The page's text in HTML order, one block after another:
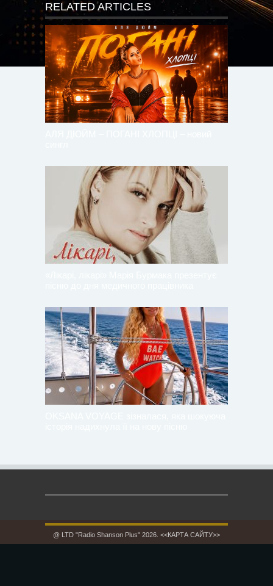
RELATED ARTICLES
@ LTD "Radio Shanson Plus" 2026. <<КАРТА САЙТУ>>